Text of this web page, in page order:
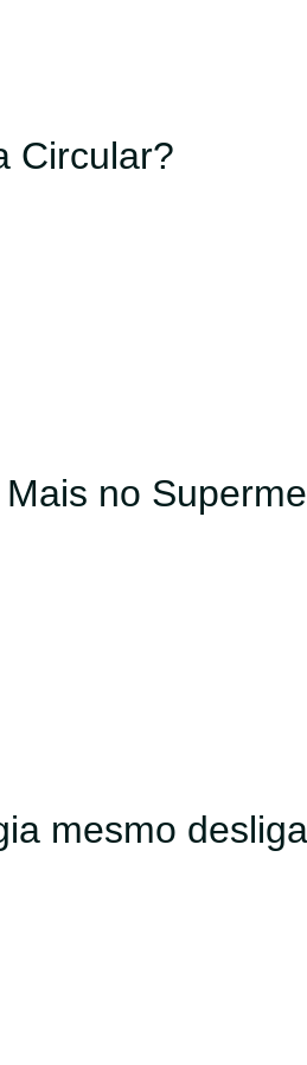
Circular?
no
mesmo